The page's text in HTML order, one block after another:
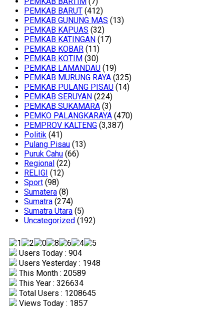
PEMKAB BARUT (412)
PEMKAB GUNUNG MAS (13)
PEMKAB KAPUAS (32)
PEMKAB KATINGAN (17)
PEMKAB KOBAR (11)
PEMKAB KOTIM (30)
PEMKAB LAMANDAU (19)
PEMKAB MURUNG RAYA (325)
PEMKAB PULANG PISAU (14)
PEMKAB SERUYAN (224)
PEMKAB SUKAMARA (3)
PEMKO PALANGKARAYA (470)
PEMPROV KALTENG (3,387)
Politik (41)
Pulang Pisau (13)
Puruk Cahu (66)
Regional (22)
RELIGI (12)
Sport (98)
Sumatera (8)
Sumatra (274)
Sumatra Utara (5)
Uncategorized (192)
Users Today : 904
Users Yesterday : 1948
This Month : 20589
This Year : 326634
Total Users : 1208645
Views Today : 1857